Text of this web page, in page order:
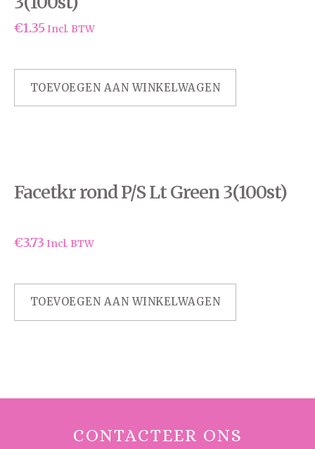
€1.35 Incl. BTW
TOEVOEGEN AAN WINKELWAGEN
Facetkr rond P/S Lt Green 3(100st)
€3.73 Incl. BTW
TOEVOEGEN AAN WINKELWAGEN
CONTACTEER ONS